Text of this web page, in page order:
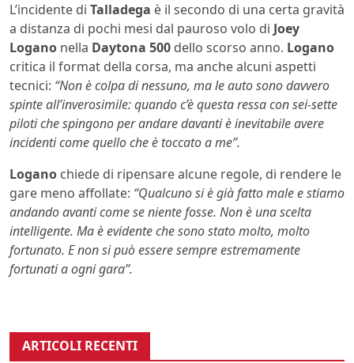
L’incidente di Talladega è il secondo di una certa gravità
a distanza di pochi mesi dal pauroso volo di Joey
Logano nella Daytona 500 dello scorso anno. Logano
critica il format della corsa, ma anche alcuni aspetti
tecnici: “Non è colpa di nessuno, ma le auto sono davvero
spinte all’inverosimile: quando c’è questa ressa con sei-sette
piloti che spingono per andare davanti è inevitabile avere
incidenti come quello che è toccato a me”.
Logano chiede di ripensare alcune regole, di rendere le
gare meno affollate: “Qualcuno si è già fatto male e stiamo
andando avanti come se niente fosse. Non è una scelta
intelligente. Ma è evidente che sono stato molto, molto
fortunato. E non si può essere sempre estremamente
fortunati a ogni gara”.
ARTICOLI RECENTI